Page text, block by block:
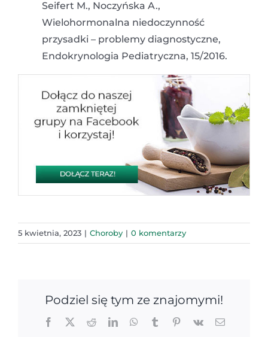
Seifert M., Noczyńska A.,
Wielohormonalna niedoczynność
przysadki – problemy diagnostyczne,
Endokrynologia Pediatryczna, 15/2016.
5 kwietnia, 2023 | Choroby | 0 komentarzy
Podziel się tym ze znajomymi!
Facebook
X RedditLinkedInWhatsApp
TumblrPinterest
Vk Email